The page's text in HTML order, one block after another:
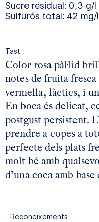
Sucre residual: 0,3
Sulfurós total: 42 mg/l
Tast
Color rosa pàl·lid
notes de fruita
vermella, làctics, i
En boca és delicat,
postgust persistent.
prendre a copes a
perfecte dels plats
molt bé amb
d’una coca amb
Reconeixements